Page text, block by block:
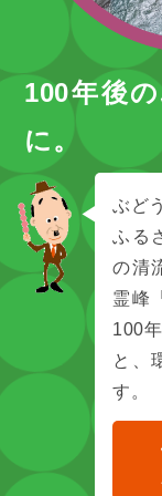
100年後
に。
ぶど
ふる
の清
霊峰
100
と、
す。